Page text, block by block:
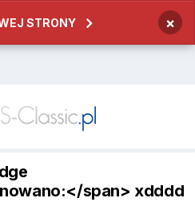
STRONY ×
span> xdddd